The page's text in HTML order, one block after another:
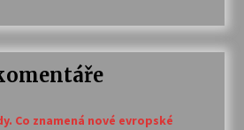
Co znamená nové evropské